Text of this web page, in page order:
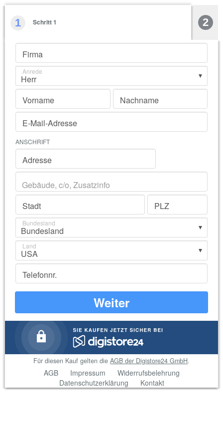
1 Schritt 1 2
Firma
Anrede
Vorname
Nachname
E-Mail-Adresse
ANSCHRIFT
Adresse
Stadt PLZ
Bundesland
Land
Telefonnr.
Weiter
Für diesen Kauf gelten die AGB der Digistore24 GmbH.
AGB Impressum
Widerrufsbelehrung
Datenschutzerklärung
Kontakt